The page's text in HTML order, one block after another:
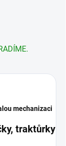
mechanizaci
traktůrky